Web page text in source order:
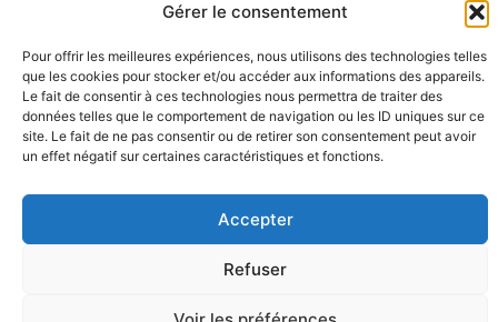
Gérer le consentement
Pour offrir les meilleures expériences, nous utilisons des technologies telles
que les cookies pour stocker et/ou accéder aux informations des appareils.
Le fait de consentir à ces technologies nous permettra de traiter des
données telles que le comportement de navigation ou les ID uniques sur ce
site. Le fait de ne pas consentir ou de retirer son consentement peut avoir
un effet négatif sur certaines caractéristiques et fonctions.
Accepter
Refuser